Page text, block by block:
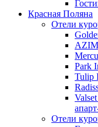
Красная Поляна
Отели
Park
Tulip
Отели